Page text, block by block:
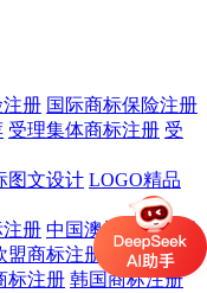
注册 国际商标保险注册
受理集体商标注册 受
图文设计 LOGO精品
册 中国澳门商标注册
盟商标注册
英国商标
标注册 韩国商标注册